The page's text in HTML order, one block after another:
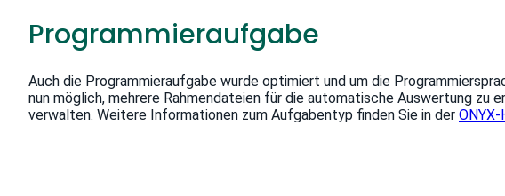
Programmieraufgabe
Auch die Programmieraufgabe wurde optimiert und um die
nun möglich, mehrere Rahmendateien für die automatische Auswertung zu
verwalten. Weitere Informationen zum Aufgabentyp finden Sie in der